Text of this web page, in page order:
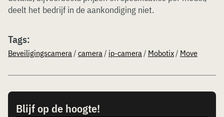
deelt het bedrijf in de aankondiging niet.
Tags:
Beveiligingscamera/ camera/ ip-camera/ Mobotix/ Move
Blijf op de hoogte!